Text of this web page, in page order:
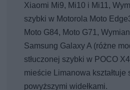
Xiaomi Mi9, Mi10 i Mi11,
szybki w Motorola Moto
Moto G84, Moto G71,
Samsung Galaxy A (różne
stłuczonej szybki w POCO
mieście Limanowa kształtuje
powyższymi widełkami.